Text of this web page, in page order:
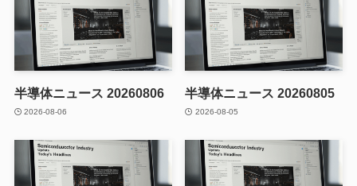
半導体ニュース 20260806
2026-08-06
半導体ニュース 20260805
2026-08-05